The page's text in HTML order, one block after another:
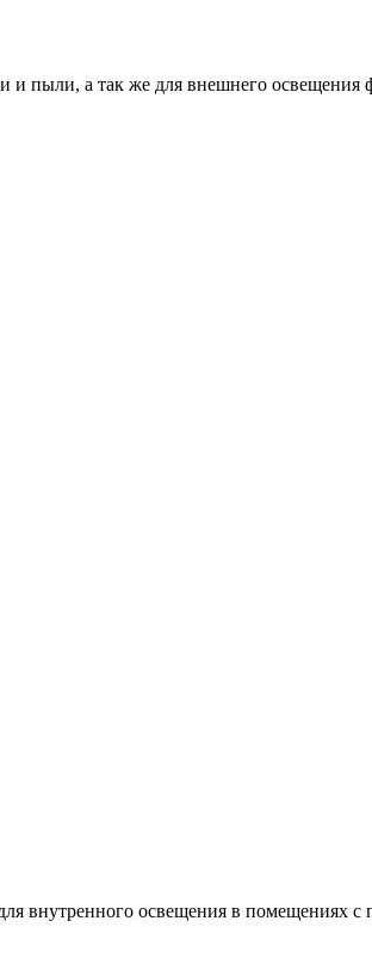
пыли, а так же для внешнего освещения
внутренного освещения в помещениях